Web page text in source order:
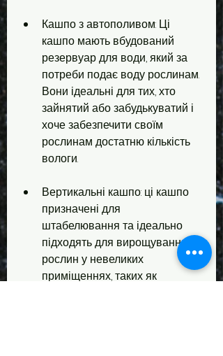
Кашпо з автополивом: Ці
кашпо мають вбудований
резервуар для води, який за
потреби подає воду рослинам.
Вони ідеальні для тих, хто
зайнятий або забудькуватий і
хоче забезпечити своїм
рослинам достатню кількість
вологи.
Вертикальні кашпо: ці кашпо
призначені для
штабелювання та ідеально
підходять для вирощування
рослин у невеликих
приміщеннях, таких як